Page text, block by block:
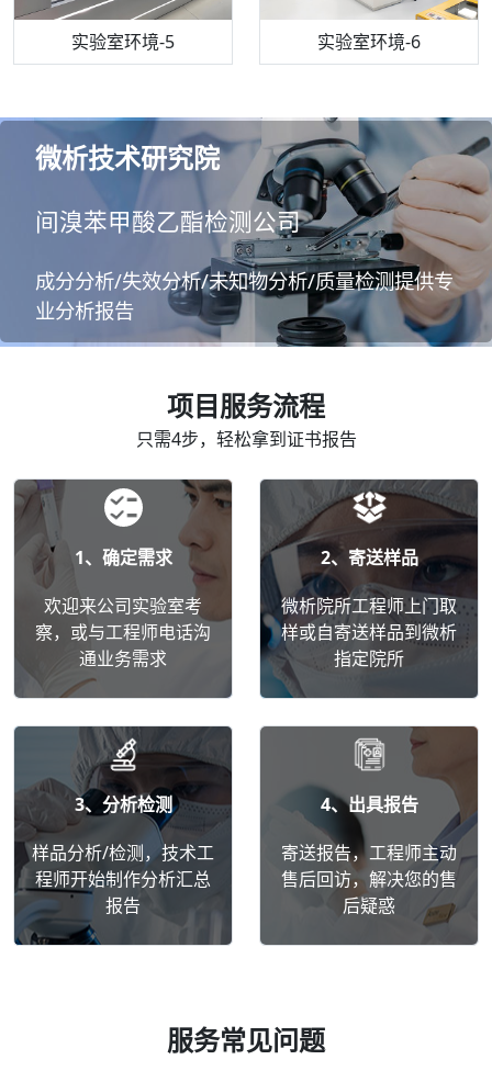
实验室环境-5 实验室环境-6
机构质检技术员-5 机构质检技术员-6
气相色谱仪 万能力学试验仪
微析技术研究院
间溴苯甲酸乙酯检测公司
成分分析/失效分析/未知物分析/质量检测提供专
业分析报告
项目服务流程
只需4步，轻松拿到证书报告
1、确定需求
欢迎来公司实验室考
察，或与工程师电话沟
通业务需求
2、寄送样品
微析院所工程师上门取
样或自寄送样品到微析
指定院所
3、分析检测
样品分析/检测，技术工
程师开始制作分析汇总
报告
4、出具报告
寄送报告，工程师主动
售后回访，解决您的售
后疑惑
服务常见问题